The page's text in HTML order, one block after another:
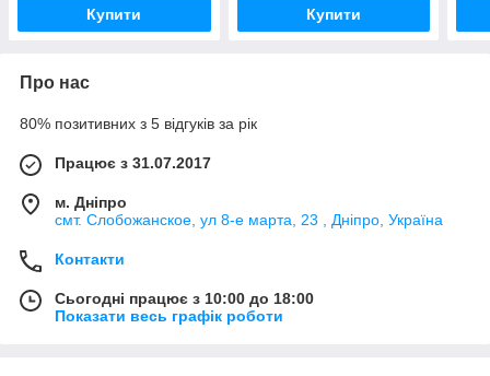
Купити Купити
Про нас
80% позитивних з 5 відгуків за рік
Працює з 31.07.2017
м. Дніпро
смт. Слобожанское, ул 8-е марта, 23 , Дніпро, Україна
Контакти
Сьогодні працює з 10:00 до 18:00
Показати весь графік роботи